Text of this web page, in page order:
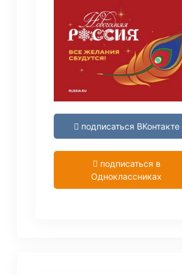
подписаться ВКонтакте
подписаться в
Одноклассниках